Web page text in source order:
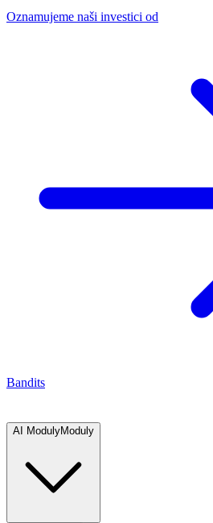
Oznamujeme naši investici od
Bandits
AI ModulyModuly